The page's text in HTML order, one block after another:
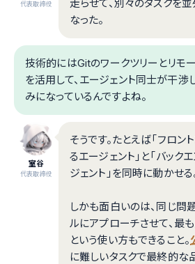
代表取締役
走らせて、別々のタスクを
なった。
技術的にはGitのワークツリーとリモ
を活用して、エージェント同士が干渉
みになっているんですよね。
室谷
代表取締役
そうです。たとえば「フロン
るエージェント」と「バック
ジェント」を同時に動かせる
しかも面白いのは、同じ問
ルにアプローチさせて、最
という使い方もできること。
に難しいタスクで最終的